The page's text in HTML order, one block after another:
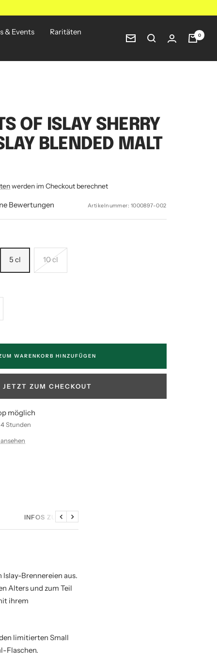
& Events
Raritäten
Newsletter
0
OF ISLAY SHERRY
BLENDED MALT
werden im Checkout berechnet
Bewertungen Artikelnummer: 1000897-002
5 cl 10 cl
WARENKORB HINZUFÜGEN
JETZT ZUM CHECKOUT
möglich
Stunden
INFOS ZU DEN SAMPLES
ZurückWeiter
Brennereien aus.
Alters und zum Teil
ihrem
limitierten Small
Flaschen.